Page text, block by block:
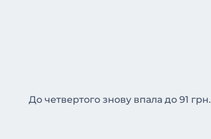
До четвертого знову впала до 91 грн.